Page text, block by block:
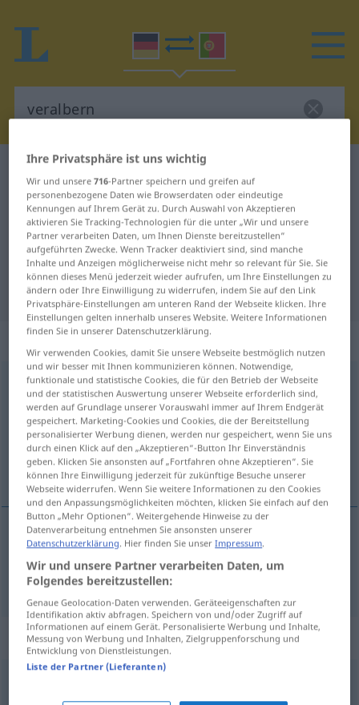
Deutsch-Portugiesisch Wörterbuch
Deutsch-Portugiesisch
Übersetzung für "veralbern"
"veralbern" Portugiesisch
Übersetzung
„veralbern“
veralbern < veralbern> UMG
Übersicht aller Übersetzungen
(Für mehr Details die Übersetzung anklicken/antippen)
troçar de, fazer pouco de, ridicularizar
troçarde,fazerpouco de,ridicularizar
veralbern UMG
Synonyme für "veralbern"
Ihre Privatsphäre ist uns wichtig
Wir und unsere716-Partner speichern und greifen auf
personenbezogene Daten wie Browserdaten oder eindeutige
Kennungen auf Ihrem Gerät zu. Durch Auswahl von Akzeptieren
aktivieren Sie Tracking-Technologien für die unter „Wir und unsere
Partner verarbeiten Daten, um Ihnen Dienste bereitzustellen“
aufgeführten Zwecke. Wenn Tracker deaktiviert sind, sind manche
Inhalte und Anzeigen möglicherweise nicht mehr so relevant für Sie. Sie
können dieses Menü jederzeit wieder aufrufen, um Ihre Einstellungen zu
ändern oder Ihre Einwilligung zu widerrufen, indem Sie auf den Link
Privatsphäre-Einstellungen am unteren Rand der Webseite klicken. Ihre
Einstellungen gelten innerhalb unseres Website. Weitere Informationen
finden Sie in unserer Datenschutzerklärung.
Wir verwenden Cookies, damit Sie unsere Webseite bestmöglich nutzen
und wir besser mit Ihnen kommunizieren können. Notwendige,
funktionale und statistische Cookies, die für den Betrieb der Webseite
und der statistischen Auswertung unserer Webseite erforderlich sind,
werden auf Grundlage unserer Vorauswahl immer auf Ihrem Endgerät
gespeichert. Marketing-Cookies und Cookies, die der Bereitstellung
personalisierter Werbung dienen, werden nur gespeichert, wenn Sie uns
durch einen Klick auf den „Akzeptieren“-Button Ihr Einverständnis
geben. Klicken Sie ansonsten auf „Fortfahren ohne Akzeptieren“. Sie
können Ihre Einwilligung jederzeit für zukünftige Besuche unserer
Webseite widerrufen. Wenn Sie weitere Informationen zu den Cookies
und den Anpassungsmöglichkeiten möchten, klicken Sie einfach auf den
Button „Mehr Optionen“. Weitergehende Hinweise zu der
Datenverarbeitung entnehmen Sie ansonsten unserer
Datenschutzerklärung. Hier finden Sie unserImpressum.
Wir und unsere Partner verarbeiten Daten, um
Folgendes bereitzustellen:
Genaue Geolocation-Daten verwenden. Geräteeigenschaften zur
Identifikation aktiv abfragen. Speichern von und/oder Zugriff auf
Informationen auf einem Gerät. Personalisierte Werbung und Inhalte,
Messung von Werbung und Inhalten, Zielgruppenforschung und
Entwicklung von Dienstleistungen.
Liste der Partner (Lieferanten)